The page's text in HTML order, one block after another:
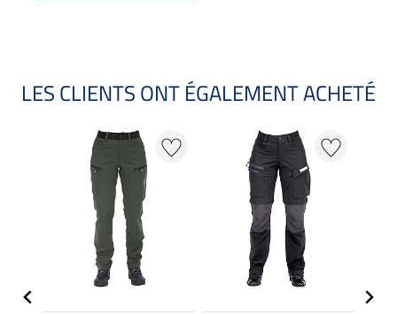
LES CLIENTS ONT ÉGALEMENT ACHETÉ